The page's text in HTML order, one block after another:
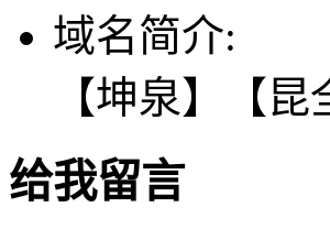
域名简介:
【坤泉】【
给我留言